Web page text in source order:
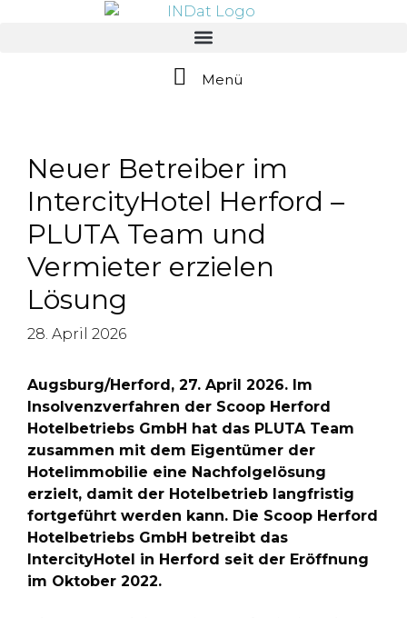
Menü
Neuer Betreiber im
IntercityHotel Herford –
PLUTA Team und
Vermieter erzielen
Lösung
28. April 2026
Augsburg/Herford, 27. April 2026. Im
Insolvenzverfahren der Scoop Herford
Hotelbetriebs GmbH hat das PLUTA Team
zusammen mit dem Eigentümer der
Hotelimmobilie eine Nachfolgelösung
erzielt, damit der Hotelbetrieb langfristig
fortgeführt werden kann. Die Scoop Herford
Hotelbetriebs GmbH betreibt das
IntercityHotel in Herford seit der Eröffnung
im Oktober 2022.